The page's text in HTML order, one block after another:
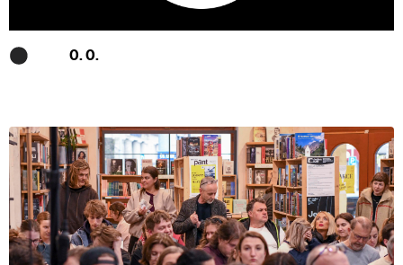
0. 0.